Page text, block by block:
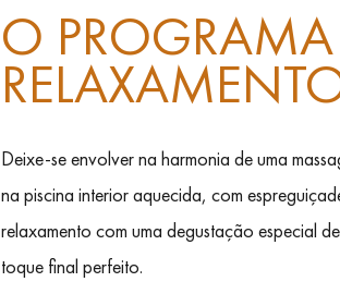
O
Deixe-se envolver na harmonia de uma
na piscina interior aquecida, com
relaxamento com uma degustação especial
toque final perfeito.